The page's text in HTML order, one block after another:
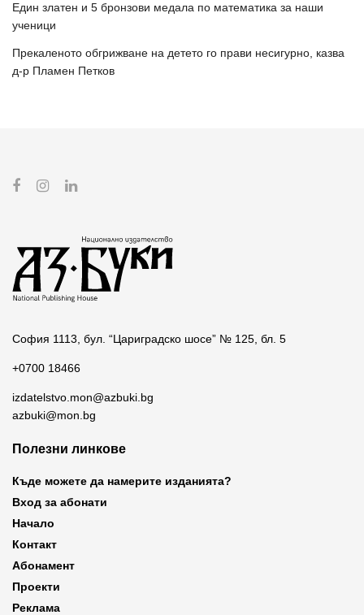
Един златен и 5 бронзови медала по математика за наши
ученици
Прекаленото обгрижване на детето го прави несигурно, казва
д-р Пламен Петков
София 1113, бул. “Цариградско шосе” № 125, бл. 5
+0700 18466
izdatelstvo.mon@azbuki.bg
azbuki@mon.bg
Полезни линкове
Къде можете да намерите изданията?
Вход за абонати
Начало
Контакт
Абонамент
Проекти
Реклама